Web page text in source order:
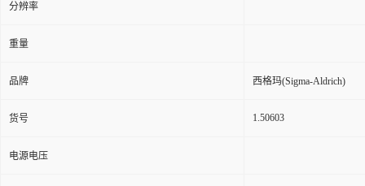
分辨率
重量
品牌 西格玛(Sigma-Aldrich)
货号 1.50603
电源电压